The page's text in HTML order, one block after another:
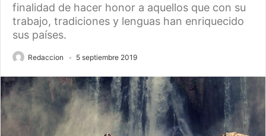
finalidad de hacer honor a aquellos que con su
trabajo, tradiciones y lenguas han enriquecido
sus países.
Redaccion 5 septiembre 2019